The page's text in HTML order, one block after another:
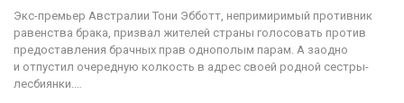
Экс-премьер Австралии Тони Эбботт, непримиримый противник
равенства брака, призвал жителей страны голосовать против
предоставления брачных прав однополым парам. А заодно
и отпустил очередную колкость в адрес своей родной сестры-
лесбиянки.…
17 травня IDAHO. Міжнародний день боротьби з гомофобією трансфобією і біфобія.
5/17/2020
В цьому році, пандемія та COVІD-19 не дали нам можливості
провести вуличні акції. Наше відео-звернення про те, що